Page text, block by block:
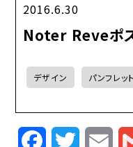
2016.6.30
Noter Reveポ
デザイン パンフレット
FacebookTwitter